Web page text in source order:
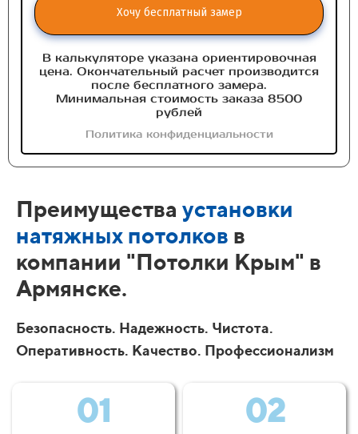
Хочу бесплатный замер
В калькуляторе указана ориентировочная
цена. Окончательный расчет производится
после бесплатного замера.
Минимальная стоимость заказа 8500
рублей
Политика конфиденциальности
Преимущества установки
натяжных потолков в
компании "Потолки Крым" в
Армянске.
Безопасность. Надежность. Чистота.
Оперативность. Качество. Профессионализм
01 02